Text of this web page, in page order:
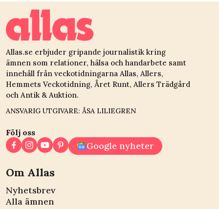
Allas.se erbjuder gripande journalistik kring
ämnen som relationer, hälsa och handarbete samt
innehåll från veckotidningarna Allas, Allers,
Hemmets Veckotidning, Året Runt, Allers Trädgård
och Antik & Auktion.
ANSVARIG UTGIVARE: ÅSA LILIEGREN
Följ oss
Google nyheter
Om Allas
Nyhetsbrev
Alla ämnen